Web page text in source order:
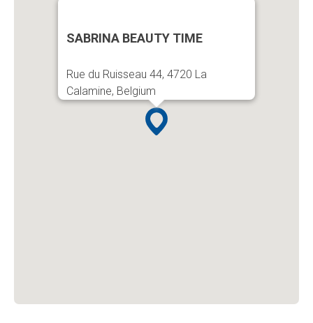
SABRINA BEAUTY TIME
Rue du Ruisseau 44, 4720 La
Calamine, Belgium